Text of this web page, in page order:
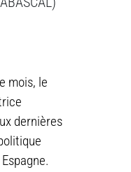
mois, le
dernières